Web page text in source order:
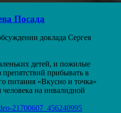
Посада
доклада Сергея
детей, и пожилые
прибывать в
питания «Вкусно и точка»
на инвалидной
21700607_456240995